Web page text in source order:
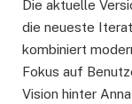
Die aktuelle
die neueste
kombiniert
Fokus auf
Vision hinter